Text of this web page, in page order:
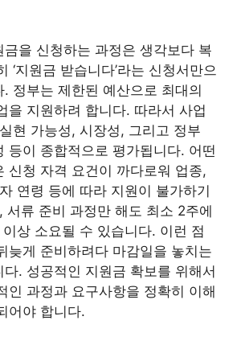
을 신청하는 과정은 생각보다 복
‘지원금 받습니다’라는 신청서만으
정부는 제한된 예산으로 최대의
을 지원하려 합니다. 따라서 사업
현 가능성, 시장성, 그리고 정부
등이 종합적으로 평가됩니다. 어떤
신청 자격 요건이 까다로워 업종,
연령 등에 따라 지원이 불가하기
서류 준비 과정만 해도 최소 2주에
상 소요될 수 있습니다. 이런 점
늦게 준비하려다 마감일을 놓치는
. 성공적인 지원금 확보를 위해서
인 과정과 요구사항을 정확히 이해
어야 합니다.